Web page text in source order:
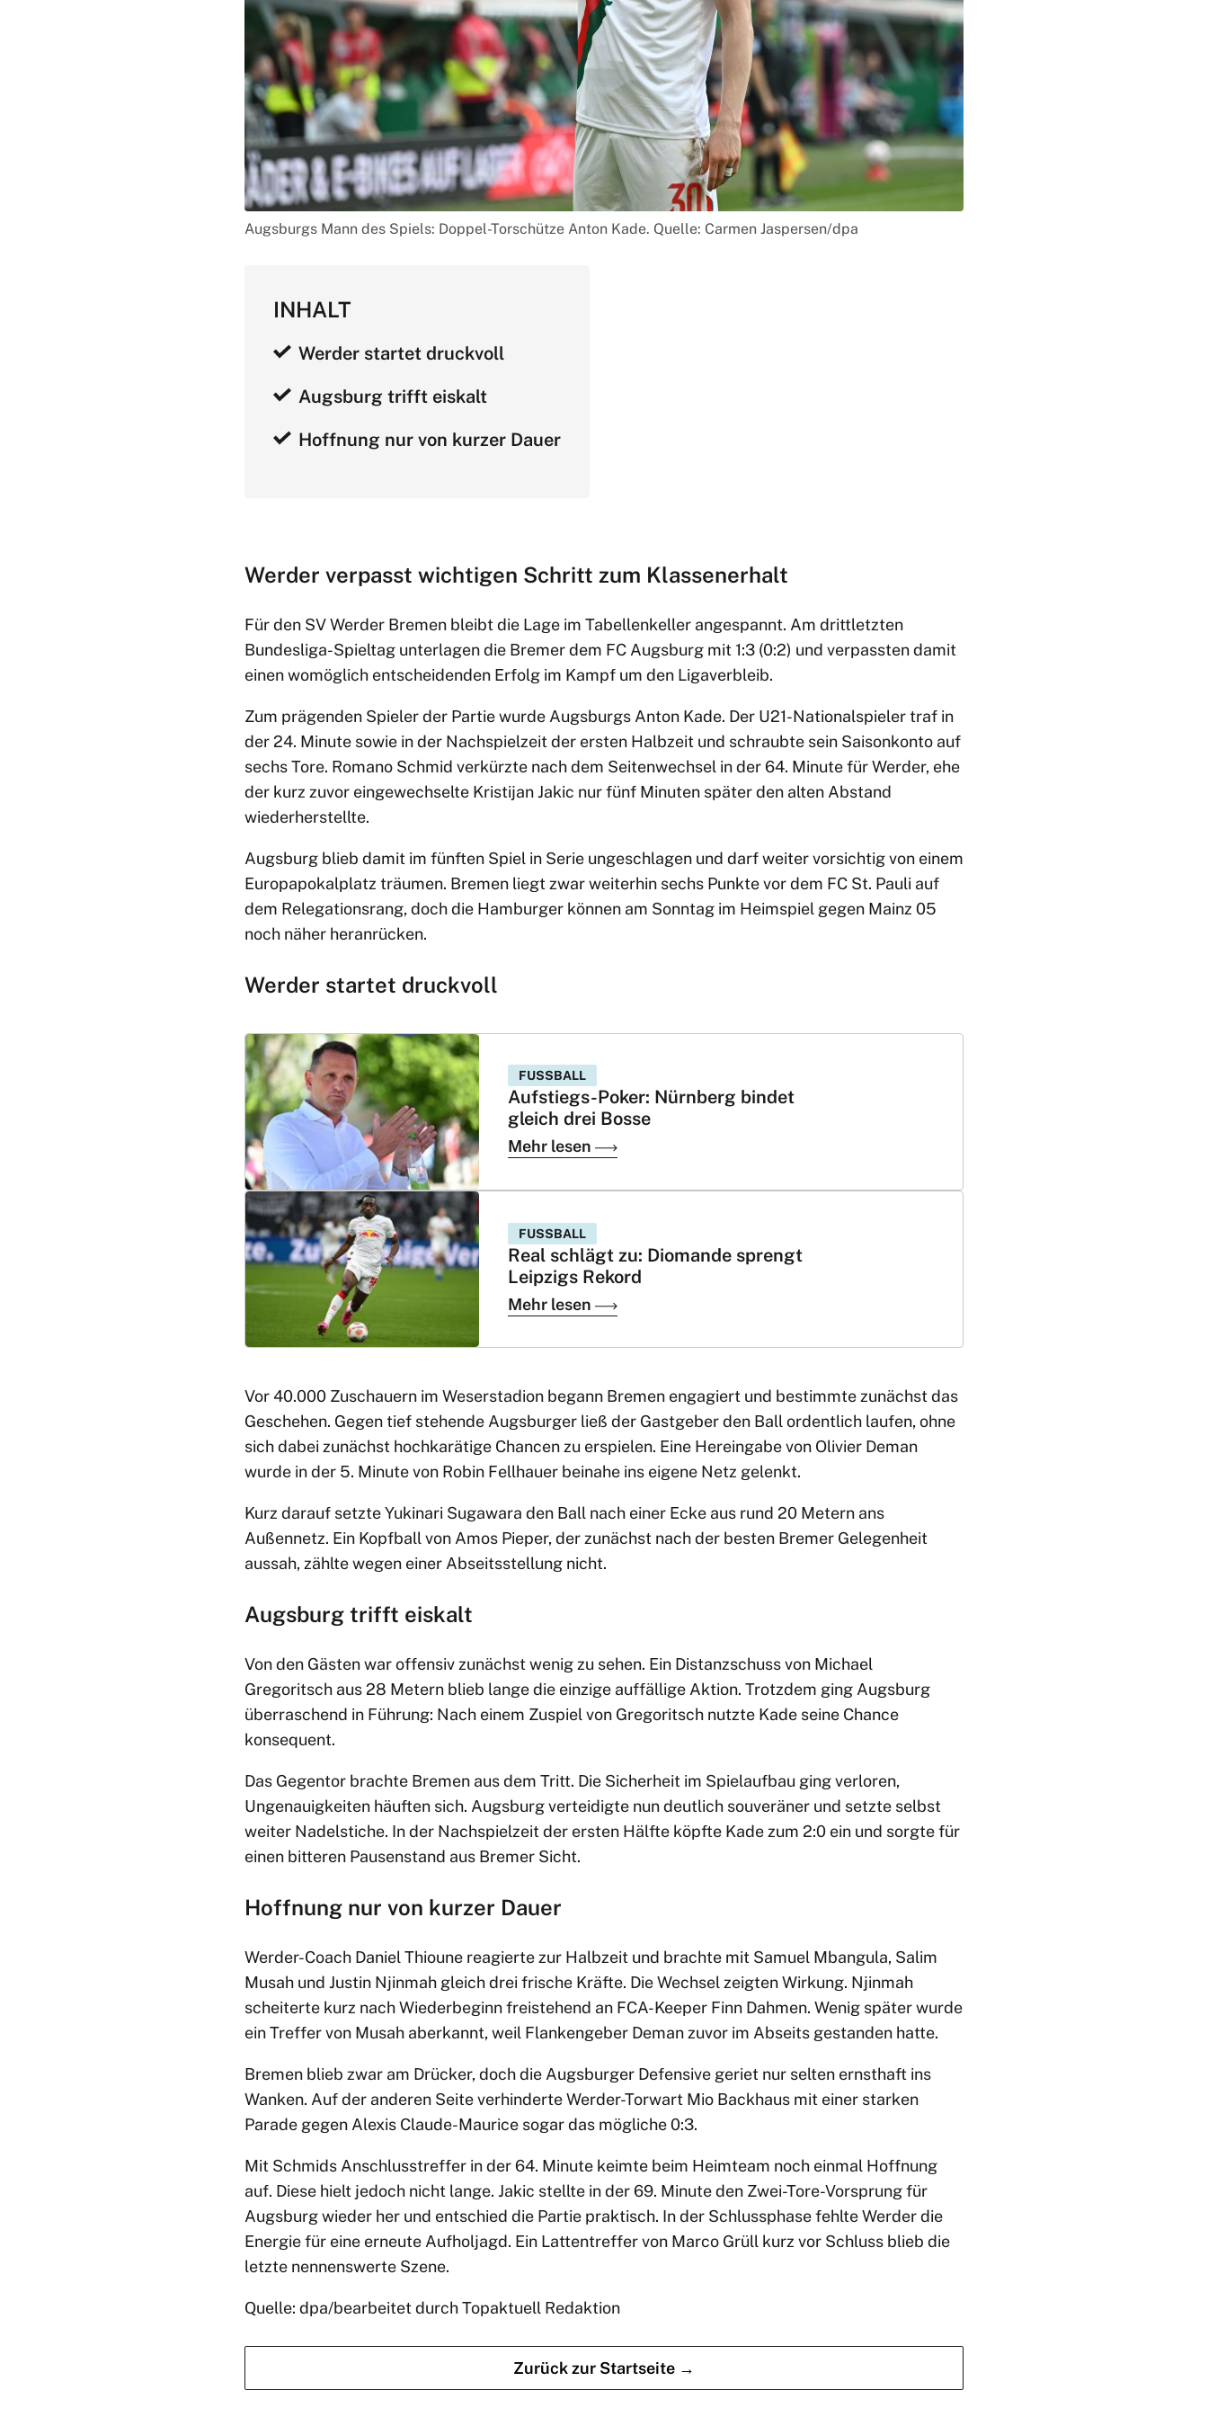
Augsburgs Mann des Spiels: Doppel-Torschütze Anton Kade. Quelle: Carmen Jaspersen/dpa
INHALT
Werder startet druckvoll
Augsburg trifft eiskalt
Hoffnung nur von kurzer Dauer
Werder verpasst wichtigen Schritt zum Klassenerhalt
Für den SV Werder Bremen bleibt die Lage im Tabellenkeller angespannt. Am drittletzten
Bundesliga-Spieltag unterlagen die Bremer dem FC Augsburg mit 1:3 (0:2) und verpassten damit
einen womöglich entscheidenden Erfolg im Kampf um den Ligaverbleib.
Zum prägenden Spieler der Partie wurde Augsburgs Anton Kade. Der U21-Nationalspieler traf in
der 24. Minute sowie in der Nachspielzeit der ersten Halbzeit und schraubte sein Saisonkonto auf
sechs Tore. Romano Schmid verkürzte nach dem Seitenwechsel in der 64. Minute für Werder, ehe
der kurz zuvor eingewechselte Kristijan Jakic nur fünf Minuten später den alten Abstand
wiederherstellte.
Augsburg blieb damit im fünften Spiel in Serie ungeschlagen und darf weiter vorsichtig von einem
Europapokalplatz träumen. Bremen liegt zwar weiterhin sechs Punkte vor dem FC St. Pauli auf
dem Relegationsrang, doch die Hamburger können am Sonntag im Heimspiel gegen Mainz 05
noch näher heranrücken.
Werder startet druckvoll
FUSSBALL
Aufstiegs-Poker: Nürnberg bindet
gleich drei Bosse
Mehr lesen
FUSSBALL
Real schlägt zu: Diomande sprengt
Leipzigs Rekord
Mehr lesen
Vor 40.000 Zuschauern im Weserstadion begann Bremen engagiert und bestimmte zunächst das
Geschehen. Gegen tief stehende Augsburger ließ der Gastgeber den Ball ordentlich laufen, ohne
sich dabei zunächst hochkarätige Chancen zu erspielen. Eine Hereingabe von Olivier Deman
wurde in der 5. Minute von Robin Fellhauer beinahe ins eigene Netz gelenkt.
Kurz darauf setzte Yukinari Sugawara den Ball nach einer Ecke aus rund 20 Metern ans
Außennetz. Ein Kopfball von Amos Pieper, der zunächst nach der besten Bremer Gelegenheit
aussah, zählte wegen einer Abseitsstellung nicht.
Augsburg trifft eiskalt
Von den Gästen war offensiv zunächst wenig zu sehen. Ein Distanzschuss von Michael
Gregoritsch aus 28 Metern blieb lange die einzige auffällige Aktion. Trotzdem ging Augsburg
überraschend in Führung: Nach einem Zuspiel von Gregoritsch nutzte Kade seine Chance
konsequent.
Das Gegentor brachte Bremen aus dem Tritt. Die Sicherheit im Spielaufbau ging verloren,
Ungenauigkeiten häuften sich. Augsburg verteidigte nun deutlich souveräner und setzte selbst
weiter Nadelstiche. In der Nachspielzeit der ersten Hälfte köpfte Kade zum 2:0 ein und sorgte für
einen bitteren Pausenstand aus Bremer Sicht.
Hoffnung nur von kurzer Dauer
Werder-Coach Daniel Thioune reagierte zur Halbzeit und brachte mit Samuel Mbangula, Salim
Musah und Justin Njinmah gleich drei frische Kräfte. Die Wechsel zeigten Wirkung. Njinmah
scheiterte kurz nach Wiederbeginn freistehend an FCA-Keeper Finn Dahmen. Wenig später wurde
ein Treffer von Musah aberkannt, weil Flankengeber Deman zuvor im Abseits gestanden hatte.
Bremen blieb zwar am Drücker, doch die Augsburger Defensive geriet nur selten ernsthaft ins
Wanken. Auf der anderen Seite verhinderte Werder-Torwart Mio Backhaus mit einer starken
Parade gegen Alexis Claude-Maurice sogar das mögliche 0:3.
Mit Schmids Anschlusstreffer in der 64. Minute keimte beim Heimteam noch einmal Hoffnung
auf. Diese hielt jedoch nicht lange. Jakic stellte in der 69. Minute den Zwei-Tore-Vorsprung für
Augsburg wieder her und entschied die Partie praktisch. In der Schlussphase fehlte Werder die
Energie für eine erneute Aufholjagd. Ein Lattentreffer von Marco Grüll kurz vor Schluss blieb die
letzte nennenswerte Szene.
Quelle: dpa/bearbeitet durch Topaktuell Redaktion
Zurück zur Startseite →